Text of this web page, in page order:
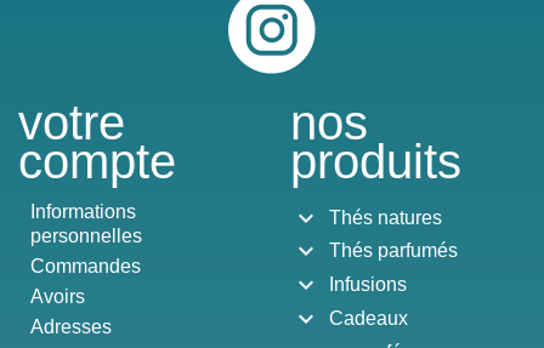
votre
compte
Informations
personnelles
Commandes
Avoirs
Adresses
nos
produits
Thés natures
expand_more
Thés parfumés
expand_more
Infusions
expand_more
Cadeaux
expand_more